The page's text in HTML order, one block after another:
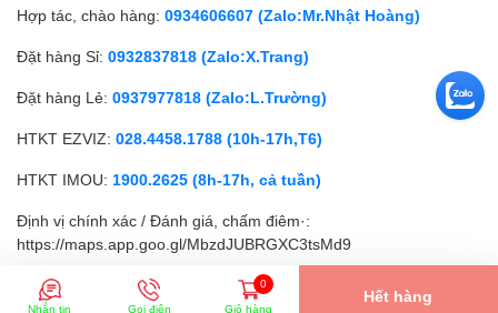
Hợp tác, chào hàng: 0934606607 (Zalo:Mr.Nhật Hoàng)
Đặt hàng Sỉ: 0932837818 (Zalo:X.Trang)
Đặt hàng Lẻ: 0937977818 (Zalo:L.Trường)
HTKT EZVIZ: 028.4458.1788 (10h-17h,T6)
HTKT IMOU: 1900.2625 (8h-17h, cả tuần)
Định vị chính xác / Đánh giá, chấm điêm·:
https://maps.app.goo.gl/MbzdJUBRGXC3tsMd9
© Bản quyền thuộc về SIÊU NHỎ| Cung cấp bởi Sapo
Nhắn tin Gọi điện
0
Giỏ hàng
Hết hàng